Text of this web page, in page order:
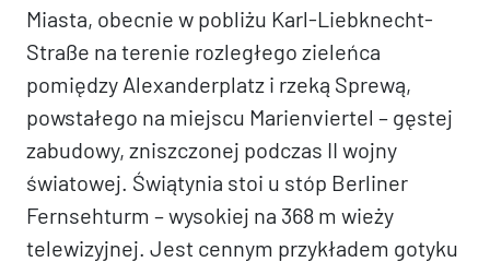
Miasta, obecnie w pobliżu Karl-Liebknecht-
Straße na terenie rozległego zieleńca
pomiędzy Alexanderplatz i rzeką Sprewą,
powstałego na miejscu Marienviertel – gęstej
zabudowy, zniszczonej podczas II wojny
światowej. Świątynia stoi u stóp Berliner
Fernsehturm – wysokiej na 368 m wieży
telewizyjnej. Jest cennym przykładem gotyku